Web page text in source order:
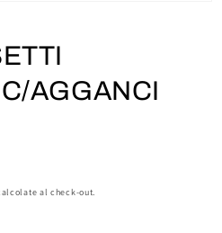
AGGANCI
al check-out.